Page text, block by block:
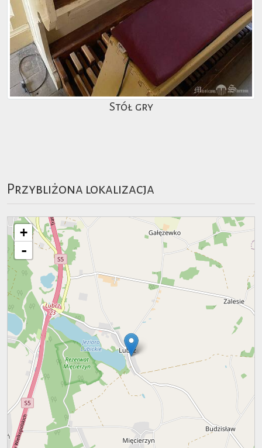
Stół gry
Przybliżona lokalizacja
+
-